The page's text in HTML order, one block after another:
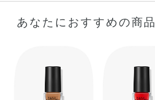
あなたにおすすめの商品